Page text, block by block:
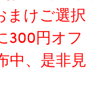
まけご選択
300円オフ
中、是非見